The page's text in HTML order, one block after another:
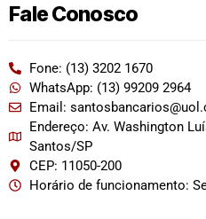
Fale Conosco
Fone: (13) 3202 1670
WhatsApp: (13) 99209 2964
Email:
Endereço: Av. Washington
Santos/SP
CEP: 11050-200
Horário de funcionamento: